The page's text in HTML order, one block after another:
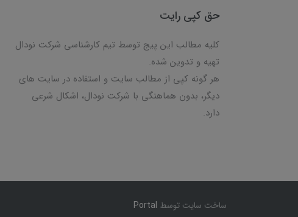
حق کپی رایت
کلیه مطالب این پیج توسط تیم کارشناسی شرکت نودال
تهیه و تدوین شده.
هر گونه کپی از مطالب سایت و استفاده در سایت های
دیگر، بدون هماهنگی با شرکت نودال، اشکال شرعی
دارد.
ساخت سایت توسط Portal